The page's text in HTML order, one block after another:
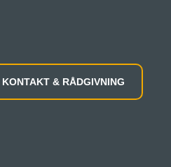
KONTAKT & RÅDGIVNING